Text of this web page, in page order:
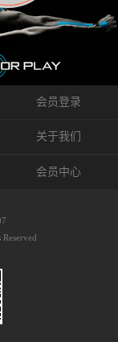
致敏率。那到底是什
？我整理了以下内容
予大家帮助。首先我
，然后简说一下
应对。我把导致过敏的
因。外因1，贴布贴布
回缩率、纤维的刺激
激，从而引起过敏瘙
过花费时间创造一个
等）的环境来减轻症
神、运动的平衡被破
态变化。 在一定的状
捉异常，并在细胞之
可以收集各自所需的
锁反应）。 如果这种
。 因此，身体所需的
挥作用，反而会造成
效贴的作用，就是解
® （Kinesio贴扎
），动（流动），冷
实现这些，贴布的质
Medical
贴扎）通过从皮肤表面
“雪花”贴扎疗法是一
和间质液之间自然流动
质被称为人体的新器
身体的网络是由坚韧
撑的相互连接的充满
作为脏器，这是人体
20%（相比之下，皮
生和恢复。“1”“雪花”
善受影响的关节和肌
用。对组织的营养供
组织的关节囊。 流
肌内效贴布的发明
常生活产生反复影响
。 筋膜容易受到外部
会员登录
关于我们
会员中心